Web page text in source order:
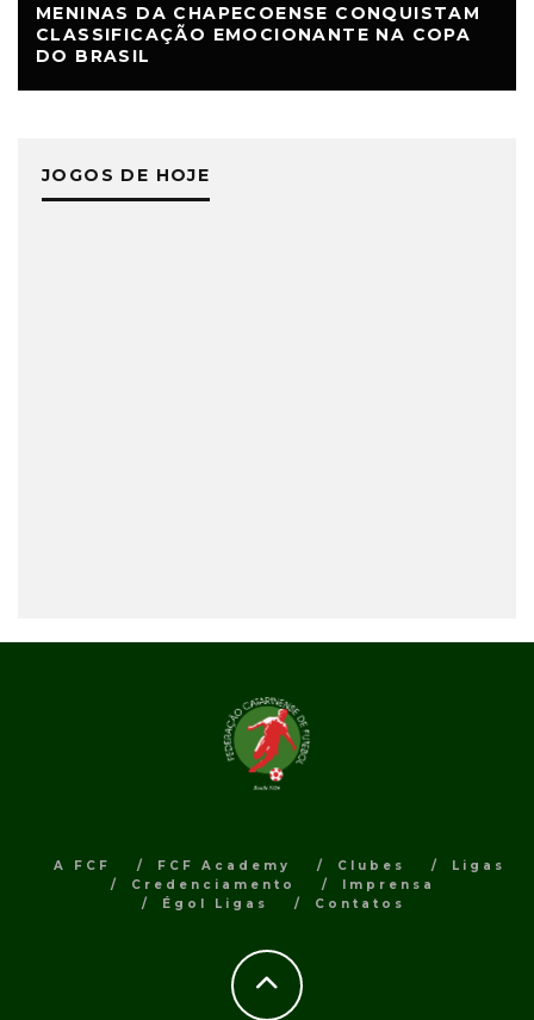
MENINAS DA CHAPECOENSE CONQUISTAM
CLASSIFICAÇÃO EMOCIONANTE NA COPA
DO BRASIL
JOGOS DE HOJE
A FCF FCF Academy Clubes
Ligas
Credenciamento
Imprensa
Égol Ligas
Contatos